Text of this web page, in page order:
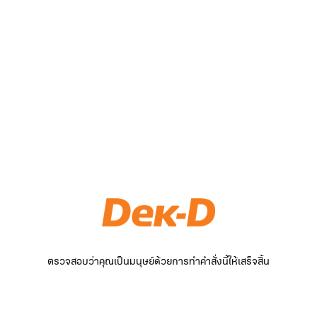
ตรวจสอบว่าคุณเป็นมนุษย์ด้วยการทำคำสั่งนี้ให้เสร็จสิ้น